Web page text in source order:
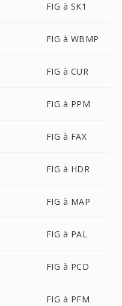
FIG à SK1
FIG à WBMP
FIG à CUR
FIG à PPM
FIG à FAX
FIG à HDR
FIG à MAP
FIG à PAL
FIG à PCD
FIG à PFM